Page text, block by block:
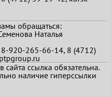
обращаться:
Наталья
920-265-66-14, 8 (4712)
ссылка обязательна.
наличие гиперссылки